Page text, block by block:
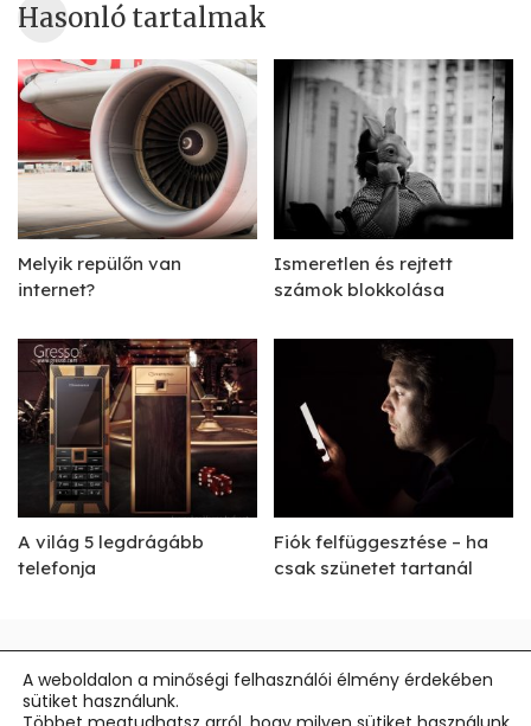
Hasonló tartalmak
Melyik repülőn van
internet?
Ismeretlen és rejtett
számok blokkolása
A világ 5 legdrágább
telefonja
Fiók felfüggesztése – ha
csak szünetet tartanál
Impresszum
Általános Szerződési Feltételek
A weboldalon a minőségi felhasználói élmény érdekében
sütiket használunk.